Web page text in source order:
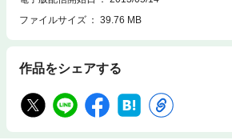
ファイルサイズ
39.76 MB
作品をシェアする